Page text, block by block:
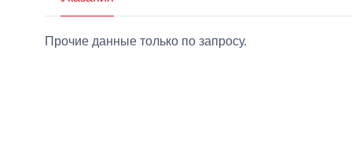
Прочие данные только по запросу.